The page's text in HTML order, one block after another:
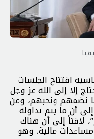
افتتاح الجلسات
إلا إلى الله عز وجل
نضمهم ونحبهم، ومن
أن ما يتم تداوله
لافتاً إلى أن هناك
مالية، وهو